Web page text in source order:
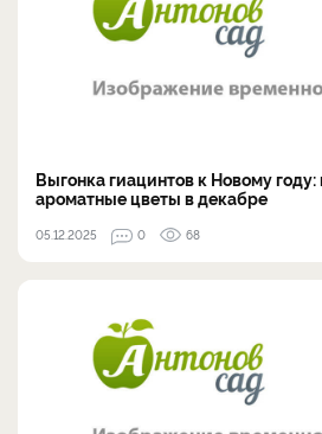
Выгонка гиацинтов к Новому году:
ароматные цветы в декабре
05.12.2025 0 68